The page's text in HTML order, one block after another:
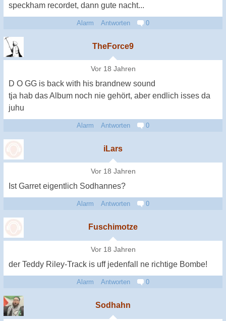
speckham recordet, dann gute nacht...
Alarm Antworten 0
TheForce9
Vor 18 Jahren
D O GG is back with his brandnew sound
tja hab das Album noch nie gehört, aber endlich isses da
juhu
Alarm Antworten 0
iLars
Vor 18 Jahren
Ist Garret eigentlich Sodhannes?
Alarm Antworten 0
Fuschimotze
Vor 18 Jahren
der Teddy Riley-Track is uff jedenfall ne richtige Bombe!
Alarm Antworten 0
Sodhahn